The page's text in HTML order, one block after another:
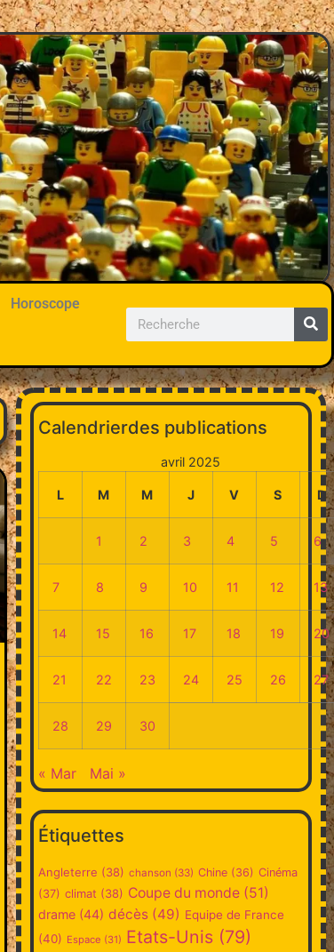
Horoscope
Calendrierdes publications
avril 2025
L M M J V S D
1 2 3 4 5 6
7 8 9 10 11 12 13
14 15 16 17 18 19 20
21 22 23 24 25 26 27
28 29 30
« Mar Mai »
Étiquettes
Angleterre (38) chanson (33) Chine(36) Cinéma
(37) climat (38) Coupe du monde(51)
drame(44) décès(49) Equipe de France
(40) Espace (31) Etats-Unis(79)